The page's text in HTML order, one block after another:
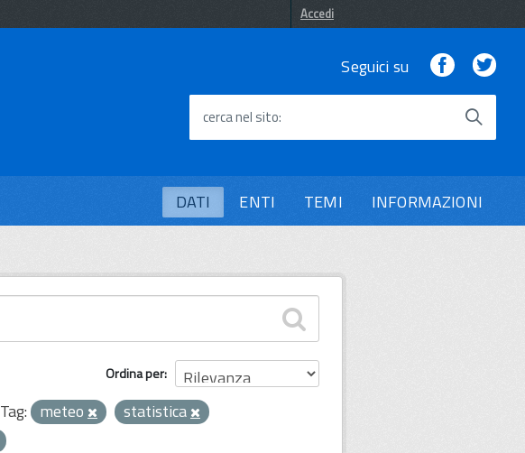
Accedi
Seguici su Facebook
cerca nel sito
DATI ENTI TEMI INFORMAZIONI
Ordina per
Tag: meteo
statistica